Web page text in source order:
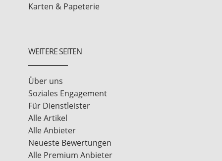
Karten & Papeterie
WEITERE SEITEN
Über uns
Soziales Engagement
Für Dienstleister
Alle Artikel
Alle Anbieter
Neueste Bewertungen
Alle Premium Anbieter